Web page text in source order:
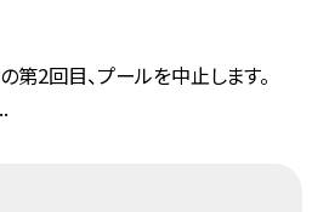
第2回目、プールを中止します。